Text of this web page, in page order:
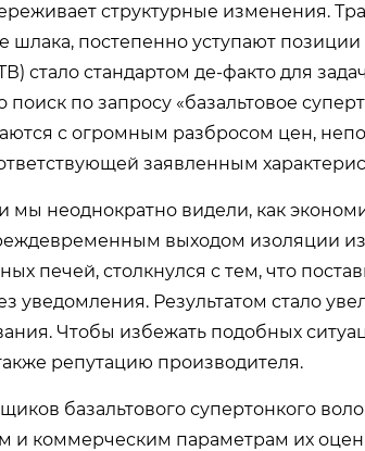
структурные изменения.
шлака, постепенно уступают
стандартом де-факто для
по запросу «базальтовое
с огромным разбросом цен,
заявленным
неоднократно видели, как
выходом изоляции из
печей, столкнулся с тем, что
уведомления. Результатом стало
Чтобы избежать подобных
репутацию производителя.
базальтового супертонкого
и коммерческим параметрам их